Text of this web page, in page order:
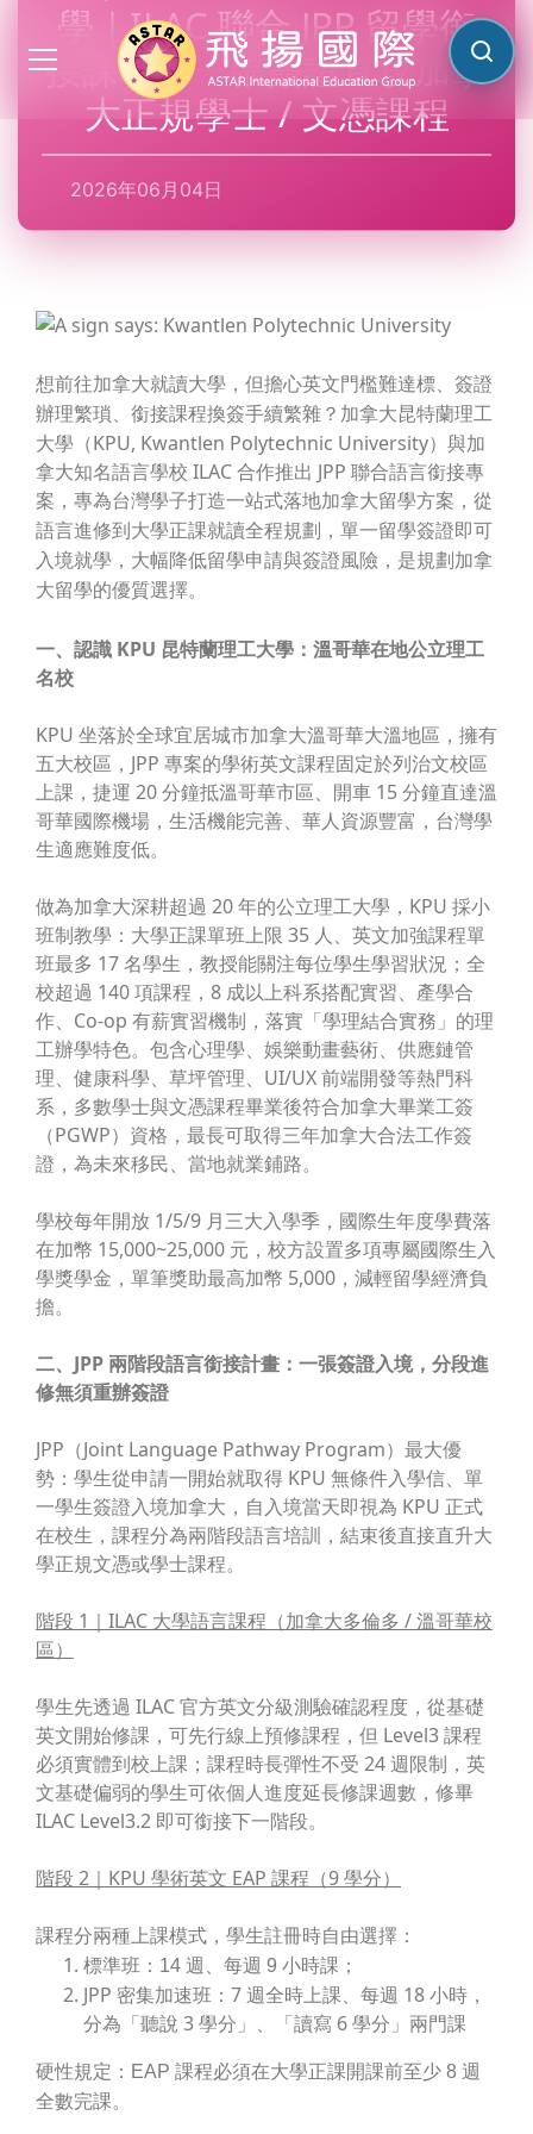
學｜ILAC 聯合 JPP 留學銜
接課程：一張簽證直攻加拿
大正規學士 / 文憑課程
2026年06月04日
想前往加拿大就讀大學，但擔心英文門檻難達標、簽證
辦理繁瑣、銜接課程換簽手續繁雜？ 加拿大昆特蘭理工
大學（KPU, Kwantlen Polytechnic University）與加
拿大知名語言學校 ILAC 合作推出 JPP 聯合語言銜接專
案 ，專為台灣學子打造一站式落地加拿大留學方案，從
語言進修到大學正課就讀全程規劃，單一留學簽證即可
入境就學，大幅降低留學申請與簽證風險，是規劃加拿
大留學的優質選擇。
一、認識 KPU 昆特蘭理工大學：溫哥華在地公立理工
名校
KPU 坐落於全球宜居城市加拿大溫哥華大溫地區，擁有
五大校區，JPP 專案的學術英文課程固定於列治文校區
上課，捷運 20 分鐘抵溫哥華市區、開車 15 分鐘直達溫
哥華國際機場，生活機能完善、華人資源豐富，台灣學
生適應難度低。
做為加拿大深耕超過 20 年的公立理工大學，KPU 採小
班制教學：大學正課單班上限 35 人、英文加強課程單
班最多 17 名學生，教授能關注每位學生學習狀況；全
校超過 140 項課程，8 成以上科系搭配實習、產學合
作、Co-op 有薪實習機制，落實「學理結合實務」的理
工辦學特色。包含心理學、娛樂動畫藝術、供應鏈管
理、健康科學、草坪管理、UI/UX 前端開發等熱門科
系，多數學士與文憑課程畢業後符合加拿大畢業工簽
（PGWP）資格，最長可取得三年加拿大合法工作簽
證，為未來移民、當地就業鋪路。
學校每年開放 1/5/9 月三大入學季，國際生年度學費落
在加幣 15,000~25,000 元，校方設置多項專屬國際生入
學獎學金，單筆獎助最高加幣 5,000，減輕留學經濟負
擔。
二、JPP 兩階段語言銜接計畫：一張簽證入境，分段進
修無須重辦簽證
JPP（Joint Language Pathway Program）最大優
勢： 學生從申請一開始就取得 KPU 無條件入學信、單
一學生簽證入境加拿大，自入境當天即視為 KPU 正式
在校生 ，課程分為兩階段語言培訓，結束後直接直升大
學正規文憑或學士課程。
階段 1｜ILAC 大學語言課程（加拿大多倫多 / 溫哥華校
區）
學生先透過 ILAC 官方英文分級測驗確認程度，從基礎
英文開始修課， 可先行線上預修課程，但 Level3 課程
必須實體到校上課 ；課程時長彈性不受 24 週限制，英
文基礎偏弱的學生可依個人進度延長修課週數，修畢
ILAC Level3.2 即可銜接下一階段。
階段 2｜KPU 學術英文 EAP 課程（9 學分）
課程分兩種上課模式，學生註冊時自由選擇：
標準班：14 週、每週 9 小時課；
JPP 密集加速班：7 週全時上課、每週 18 小時，
分為「聽說 3 學分」、「讀寫 6 學分」兩門課
硬性規定： EAP 課程必須在大學正課開課前至少 8 週
全數完課。
搜尋